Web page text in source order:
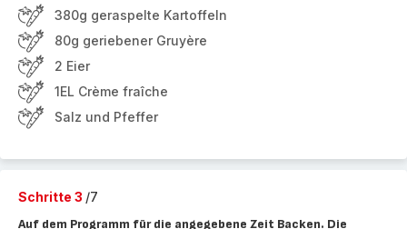
380g geraspelte Kartoffeln
80g geriebener Gruyère
2 Eier
1EL Crème fraîche
Salz und Pfeffer
Schritte 3 /7
Auf dem Programm für die angegebene Zeit Backen. Die